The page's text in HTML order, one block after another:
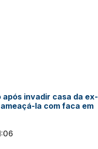
após invadir casa da ex-
la com faca em